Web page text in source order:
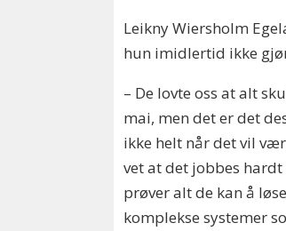
Leikny Wiersholm
hun imidlertid ikke
– De lovte oss at alt
mai, men det er det
ikke helt når det vil
vet at det jobbes
prøver alt de kan å
komplekse systemer